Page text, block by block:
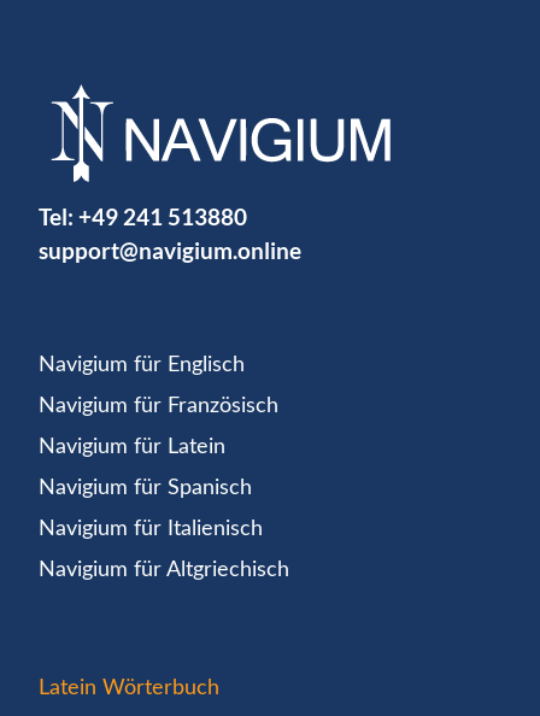
Tel: +49 241 513880
support@navigium.online
Navigium für Englisch
Navigium für Französisch
Navigium für Latein
Navigium für Spanisch
Navigium für Italienisch
Navigium für Altgriechisch
Latein Wörterbuch